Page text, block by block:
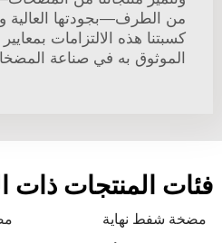
من الطرف—بجودتها العالية
كسبتنا هذه الالتزامات
الموثوق به في صناعة
فئات المنتجات ذات
مضخة شفط نهاية